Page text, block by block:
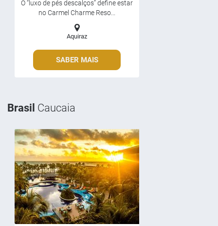
O “luxo de pés descalços” define estar
no Carmel Charme Reso...
Aquiraz
SABER MAIS
Brasil Caucaia